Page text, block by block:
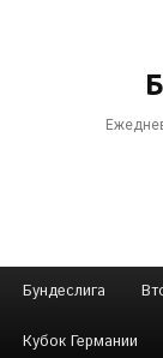
Перейти
Бундеслига
Кубок Германии